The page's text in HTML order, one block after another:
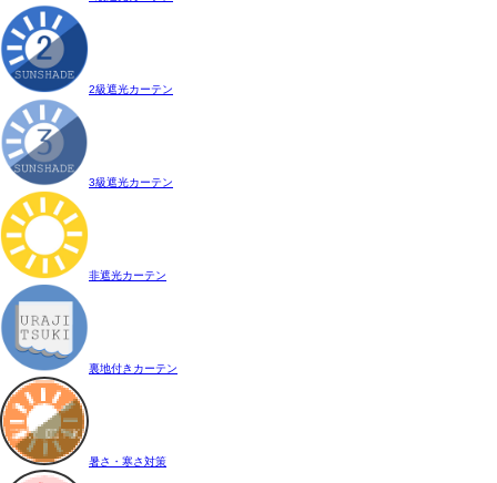
2級遮光カーテン
3級遮光カーテン
非遮光カーテン
裏地付きカーテン
暑さ・寒さ対策